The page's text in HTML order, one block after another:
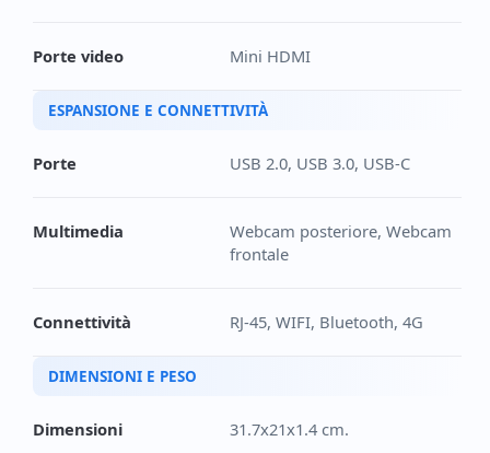
Porte video Mini HDMI
ESPANSIONE E CONNETTIVITÀ
Porte USB 2.0, USB 3.0, USB-C
Multimedia
Webcam posteriore, Webcam
frontale
Connettività RJ-45, WIFI, Bluetooth, 4G
DIMENSIONI E PESO
Dimensioni 31.7x21x1.4 cm.